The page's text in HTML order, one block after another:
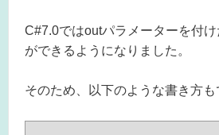
C#7.0ではoutパラメーターを付
ができるようになりました。
そのため、以下のような書き方も